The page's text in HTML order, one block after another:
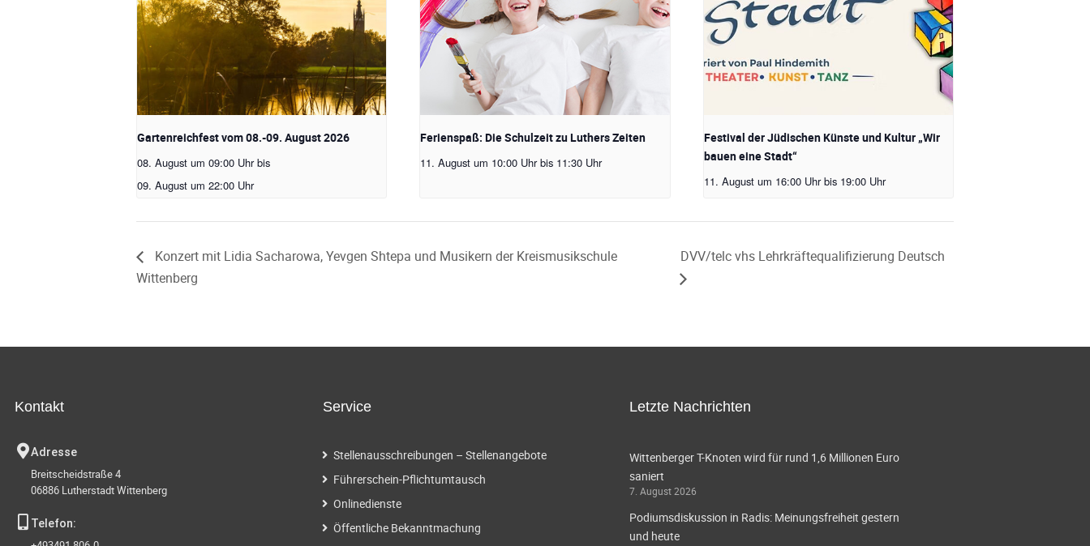
Gartenreichfest vom 08.-09. August 2026
08. August um 09:00 Uhr bis
09. August um 22:00 Uhr
Ferienspaß: Die Schulzeit zu Luthers Zeiten
11. August um 10:00 Uhr bis 11:30 Uhr
Festival der Jüdischen Künste und Kultur „Wir
bauen eine Stadt“
11. August um 16:00 Uhr bis 19:00 Uhr
Konzert mit Lidia Sacharowa, Yevgen Shtepa und Musikern der Kreismusikschule
Wittenberg
DVV/telc vhs Lehrkräftequalifizierung Deutsch
Kontakt
Adresse
Breitscheidstraße 4
06886 Lutherstadt Wittenberg
Telefon:
Service
Stellenausschreibungen – Stellenangebote
Führerschein-Pflichtumtausch
Onlinedienste
Öffentliche Bekanntmachung
Letzte Nachrichten
Wittenberger T-Knoten wird für rund 1,6 Millionen Euro
saniert
7. August 2026
Podiumsdiskussion in Radis: Meinungsfreiheit gestern
und heute